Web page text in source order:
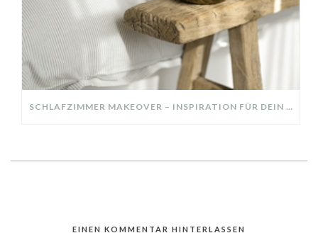
SCHLAFZIMMER MAKEOVER – INSPIRATION FÜR DEIN SCHLAFZIMMER: AUS ALT MACH NEU – HELL, GEMÜTLICH UND EINLADEND
EINEN KOMMENTAR HINTERLASSEN